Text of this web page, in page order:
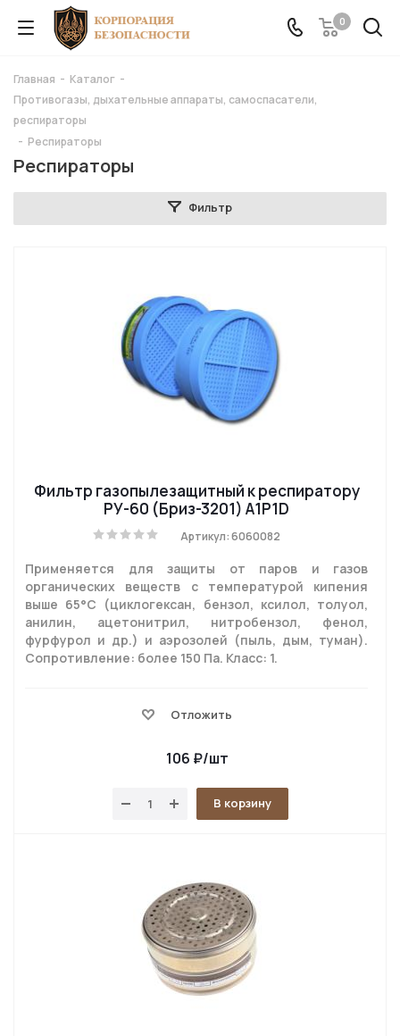
0
Главная - Каталог -
Противогазы, дыхательные аппараты, самоспасатели,
респираторы
- Респираторы
Респираторы
Фильтр
Фильтр газопылезащитный к респиратору
РУ-60 (Бриз-3201) A1P1D
Артикул: 6060082
Применяется для защиты от паров и газов
органических веществ с температурой кипения
выше 65°С (циклогексан, бензол, ксилол, толуол,
анилин, ацетонитрил, нитробензол, фенол,
фурфурол и др.) и аэрозолей (пыль, дым, туман).
Сопротивление: более 150 Па. Класс: 1.
Отложить
106 ₽/шт
В корзину